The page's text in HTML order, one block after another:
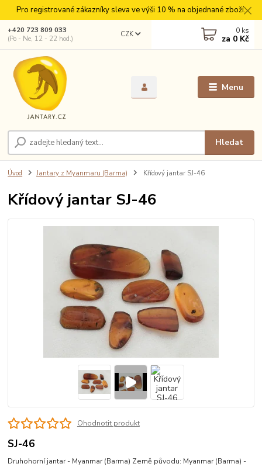
Pro registrované zákazníky sleva ve výši 10 % na objednané zboží.
Menu
CZK
Hledat
+420 723 809 033
(Po - Ne, 12 - 22 hod.)
0 ks
za 0 Kč
Úvod Jantary z Myanmaru (Barma) Křídový jantar SJ-46
Křídový jantar SJ-46
Ohodnotit produkt
SJ-46
Druhohorní jantar - Myanmar (Barma) Země původu: Myanmar (Barma) -